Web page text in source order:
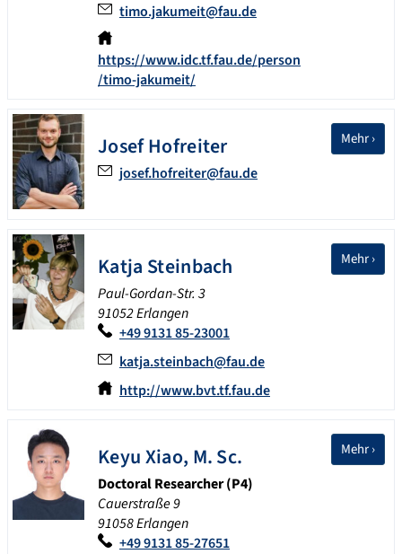
timo.jakumeit@fau.de
https://www.idc.tf.fau.de/person
/timo-jakumeit/
JosefHofreiter
josef.hofreiter@fau.de
Mehr ›
Katja Steinbach
Paul-Gordan-Str. 3
91052 Erlangen
+49 9131 85-23001
katja.steinbach@fau.de
http://www.bvt.tf.fau.de
Mehr ›
KeyuXiao, M. Sc.
Doctoral Researcher (P4)
Cauerstraße 9
91058 Erlangen
+49 9131 85-27651
Mehr ›